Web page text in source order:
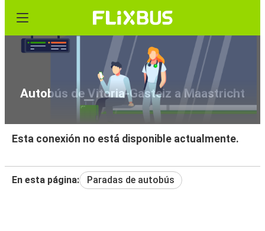
Autobús de Vitoria-Gasteiz a Maastricht
Esta conexión no está disponible actualmente.
En esta página: Paradas de autobús